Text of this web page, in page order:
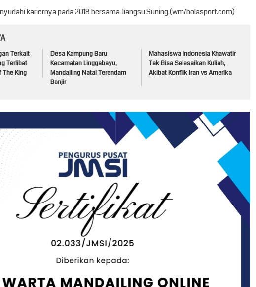
kariernya pada 2018 bersama Jiangsu Suning.(wm/bolasport.com)
Terkait
Terlibat
The King
Desa Kampung Baru
Kecamatan Linggabayu,
Mandailing Natal Terendam
Banjir
Mahasiswa Indonesia Khawatir
Tak Bisa Selesaikan Kuliah,
Akibat Konflik Iran vs Amerika